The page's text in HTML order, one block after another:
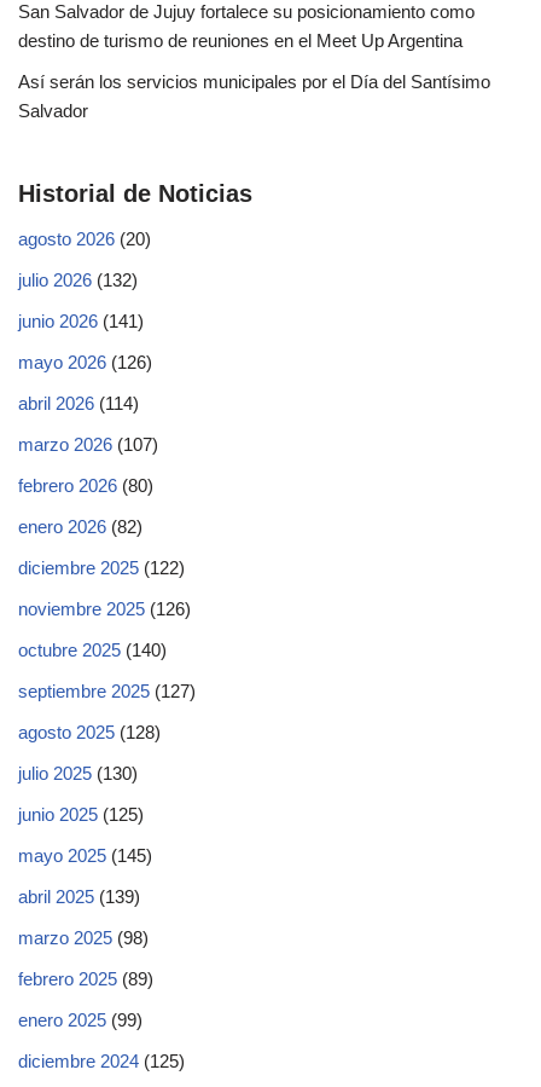
San Salvador de Jujuy fortalece su posicionamiento como
destino de turismo de reuniones en el Meet Up Argentina
Así serán los servicios municipales por el Día del Santísimo
Salvador
Historial de Noticias
agosto 2026 (20)
julio 2026 (132)
junio 2026 (141)
mayo 2026 (126)
abril 2026 (114)
marzo 2026 (107)
febrero 2026 (80)
enero 2026 (82)
diciembre 2025 (122)
noviembre 2025 (126)
octubre 2025 (140)
septiembre 2025 (127)
agosto 2025 (128)
julio 2025 (130)
junio 2025 (125)
mayo 2025 (145)
abril 2025 (139)
marzo 2025 (98)
febrero 2025 (89)
enero 2025 (99)
diciembre 2024 (125)